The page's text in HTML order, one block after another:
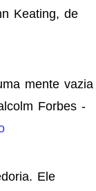
Keating, de
mente vazia
Forbes -
Ele